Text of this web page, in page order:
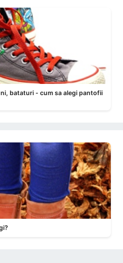
bataturi - cum sa alegi pantofii